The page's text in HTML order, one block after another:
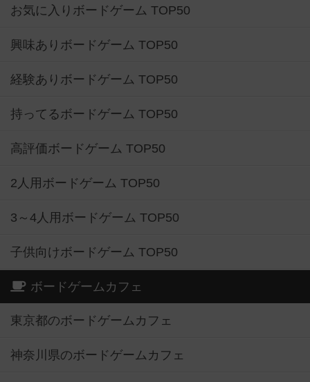
お気に入りボードゲーム TOP50
興味ありボードゲーム TOP50
経験ありボードゲーム TOP50
持ってるボードゲーム TOP50
高評価ボードゲーム TOP50
2人用ボードゲーム TOP50
3～4人用ボードゲーム TOP50
子供向けボードゲーム TOP50
ボードゲームカフェ
東京都のボードゲームカフェ
神奈川県のボードゲームカフェ